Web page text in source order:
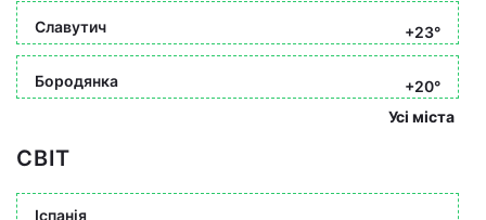
Славутич +23°
Бородянка
+20°
Усі міста
СВІТ
Іспанія